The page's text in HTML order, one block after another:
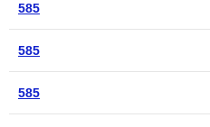
585
585
585